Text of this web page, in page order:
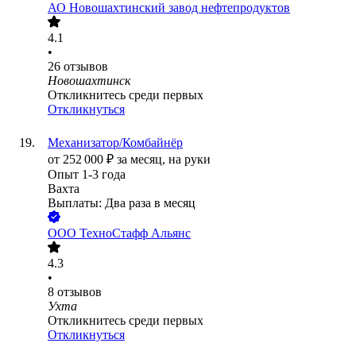
АО Новошахтинский завод нефтепродуктов
4.1
•
26 отзывов
Новошахтинск
Откликнитесь среди первых
Откликнуться
Механизатор/Комбайнёр
от 252 000 ₽ за месяц, на руки
Опыт 1-3 года
Вахта
Выплаты: Два раза в месяц
ООО ТехноСтафф Альянс
4.3
•
8 отзывов
Ухта
Откликнитесь среди первых
Откликнуться